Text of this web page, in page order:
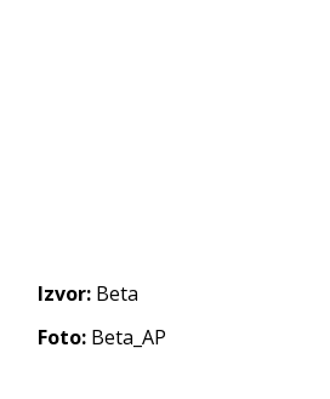
Izvor: Beta
Foto: Beta_AP